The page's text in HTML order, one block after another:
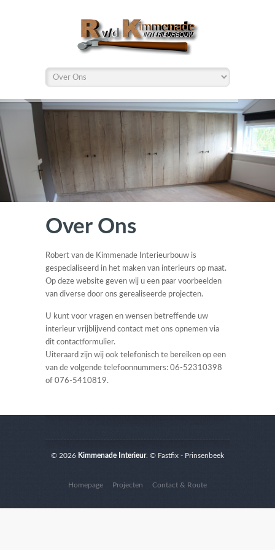
Over Ons
Robert van de Kimmenade Interieurbouw is
gespecialiseerd in het maken van interieurs op maat.
Op deze website geven wij u een paar voorbeelden
van diverse door ons gerealiseerde projecten.
U kunt voor vragen en wensen betreffende uw
interieur vrijblijvend contact met ons opnemen via
dit contactformulier.
Uiteraard zijn wij ook telefonisch te bereiken op een
van de volgende telefoonnummers: 06-52310398
of 076-5410819.
© 2026 Kimmenade Interieur. © Fastfix - Prinsenbeek
Homepage Projecten Contact & Route